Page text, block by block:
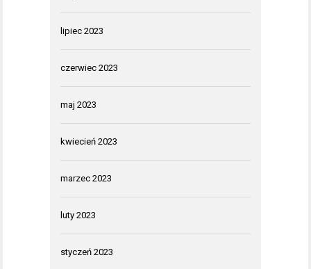
lipiec 2023
czerwiec 2023
maj 2023
kwiecień 2023
marzec 2023
luty 2023
styczeń 2023